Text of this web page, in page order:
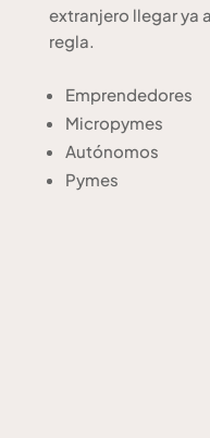
extranjero llegar ya
regla.
Emprendedores
Micropymes
Autónomos
Pymes